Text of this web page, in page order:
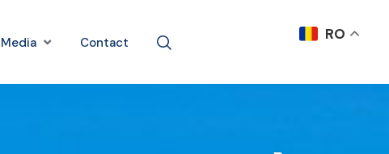
Media Contact RO